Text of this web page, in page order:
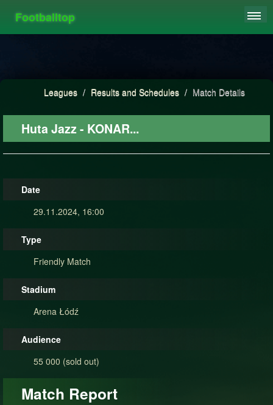
Footballtop
HIGHSCORE
Leagues / Results and Schedules / Match Details
Huta Jazz - KONAR...
Date
29.11.2024, 16:00
Type
Friendly Match
Stadium
Arena Łódź
Audience
55 000 (sold out)
Match Report